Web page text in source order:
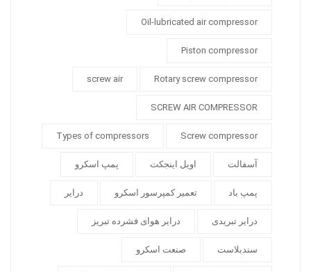
Oil-lubricated air compressor
Piston compressor
Rotary screw compressor
screw air
SCREW AIR COMPRESSOR
Screw compressor
Types of compressors
آسفالت اویل اینجکت پمپ اسکرو
پمپ باد تعمیر کمپرسور اسکرو درایر
درایر تبریدی درایر هوای فشرده تبریز
سندبلاست صنعت اسکرو